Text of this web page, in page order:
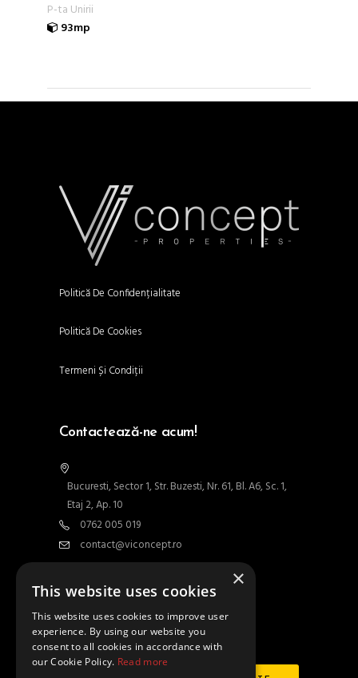
P-ta Unirii
93mp
Politică De Confidențialitate
Politică De Cookies
Termeni Și Condiții
Contactează-ne acum!
Bucuresti, Sector 1, Str. Buzesti, Nr. 61, Bl. A6, Sc. 1,
Etaj 2, Ap. 10
0762 005 019
contact@viconcept.ro
Contact
Abonează-te la newsletter
×
This website uses cookies
This website uses cookies to improve user
experience. By using our website you
consent to all cookies in accordance with
our Cookie Policy. Read more